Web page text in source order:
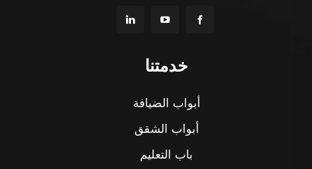
خدمتنا
أبواب الضيافة
أبواب الشقق
باب التعليم